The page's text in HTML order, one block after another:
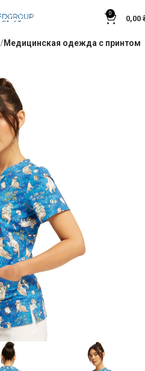
0
0,00
Медицинская одежда с принтом